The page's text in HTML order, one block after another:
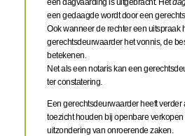
een dagvaarding is uitgebracht. Het
een gedaagde wordt door een
Ook wanneer de rechter een uitspraak
gerechtsdeurwaarder het vonnis, de
betekenen.
Net als een notaris kan een
ter constatering.
Een gerechtsdeurwaarder heeft verder
toezicht houden bij openbare
uitzondering van onroerende zaken.